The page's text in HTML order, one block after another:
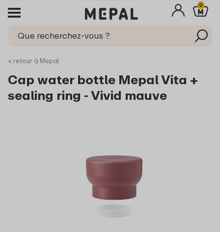
0
< retour à Mepal
Cap water bottle Mepal Vita +
sealing ring - Vivid mauve